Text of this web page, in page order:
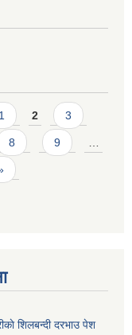
1 2 3
8 9
शिलबन्दी दरभाउ पेश